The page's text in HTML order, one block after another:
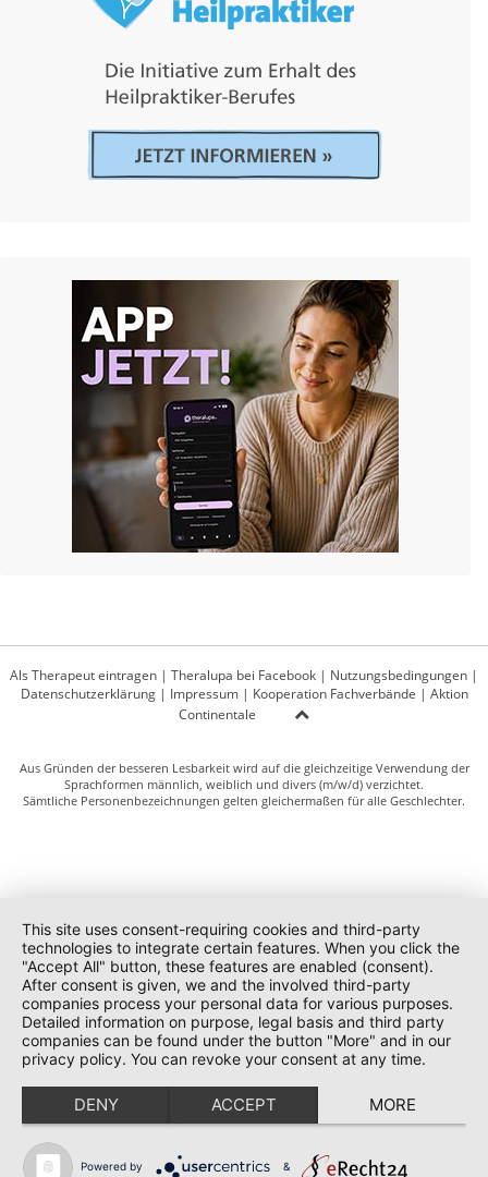
Als Therapeut eintragen | Theralupa bei Facebook | Nutzungsbedingungen |
Datenschutzerklärung| Impressum| Kooperation Fachverbände | Aktion
Continentale
Aus Gründen der besseren Lesbarkeit wird auf die gleichzeitige Verwendung der
Sprachformen männlich, weiblich und divers (m/w/d) verzichtet.
Sämtliche Personenbezeichnungen gelten gleichermaßen für alle Geschlechter.
This site uses consent-requiring cookies and third-party
technologies to integrate certain features. When you click the
"Accept All" button, these features are enabled (consent).
After consent is given, we and the involved third-party
companies process your personal data for various purposes.
Detailed information on purpose, legal basis and third party
companies can be found under the button "More" and in our
privacy policy. You can revoke your consent at any time.
DENY ACCEPT MORE
Powered by &